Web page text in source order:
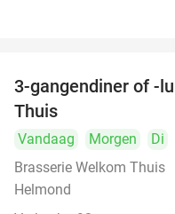
3-gangendiner of -
Thuis
Vandaag Morgen Di
Brasserie Welkom Thuis
Helmond